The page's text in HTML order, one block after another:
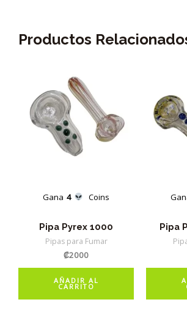
Productos
Gana 4 Coins
Pipa Pyrex 1000
Pipas para Fumar
₡2000
AÑADIR AL
CARRITO
Pipa